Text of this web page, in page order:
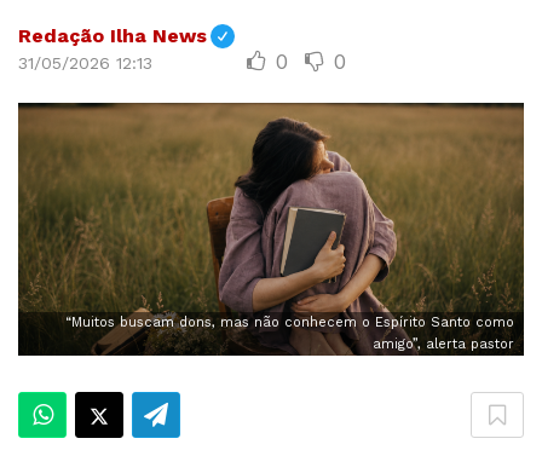
Redação Ilha News
31/05/2026 12:13 0 0
“Muitos buscam dons, mas não conhecem o Espírito Santo como
amigo”, alerta pastor